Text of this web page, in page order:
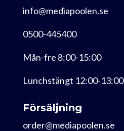
info@mediapoolen.se
0500-445400
Mån-fre 8:00-15:00
Lunchstängt 12:00-13:00
Försäljning
order@mediapoolen.se